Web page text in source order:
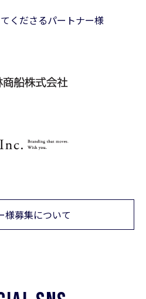
くださるパートナー様
様募集について